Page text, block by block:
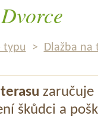
typu > Dlažba na
zaručuje
škůdci a